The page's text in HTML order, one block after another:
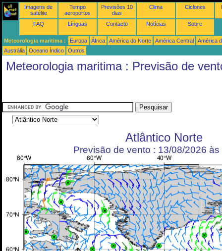
Imagens de
satélite
Tempo
aeroportos
Previsões 10
dias
Clima Ciclones
FAQ Línguas Contacto Notícias Sobre
Meteorologia maritima : Europa África América do Norte América Central
América
Austrália
Oceano Índico Outros
Meteorologia maritima : Previsão de
Atlântico Norte
Previsão de vento : 13/08/2026 às